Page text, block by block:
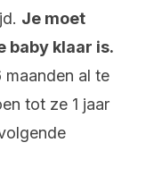
Je moet
baby klaar is.
maanden al te
tot ze 1 jaar